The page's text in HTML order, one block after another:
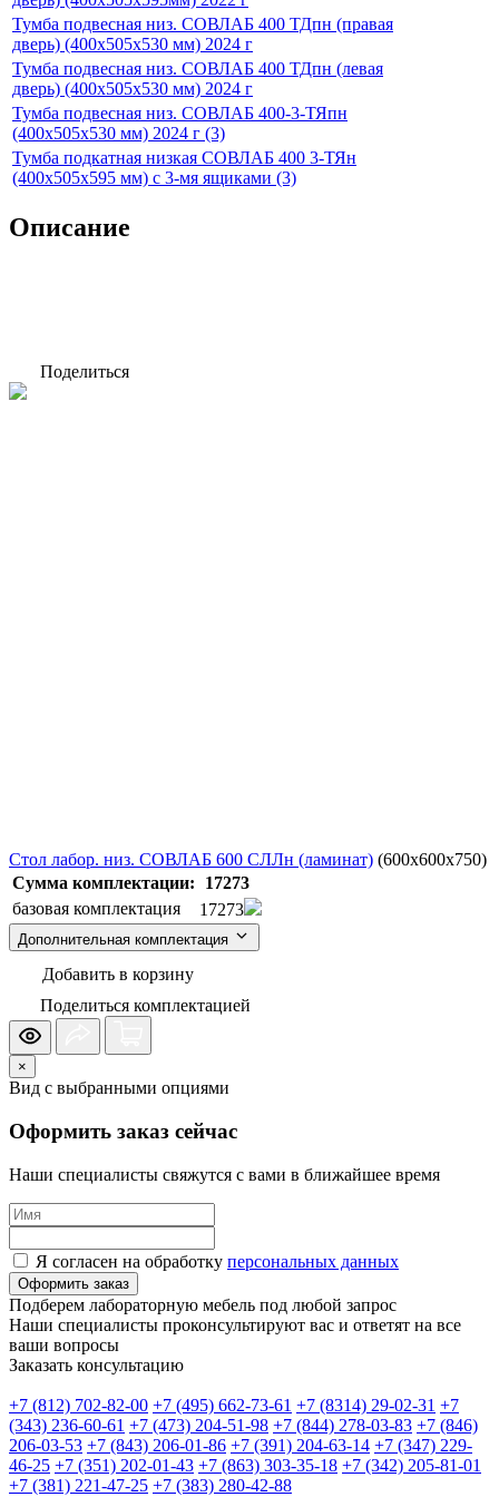
Тумба подвесная низ. СОВЛАБ 400 ТДпн (правая
дверь) (400х505х530 мм) 2024 г
Тумба подвесная низ. СОВЛАБ 400 ТДпн (левая
дверь) (400х505х530 мм) 2024 г
Тумба подвесная низ. СОВЛАБ 400-3-ТЯпн
(400х505х530 мм) 2024 г (3)
Тумба подкатная низкая СОВЛАБ 400 3-ТЯн
(400х505х595 мм) с 3-мя ящиками (3)
Описание
Поделиться
Стол лабор. низ. СОВЛАБ 600 СЛЛн (ламинат) (600x600x750)
Сумма комплектации:
17273
базовая комплектация
17273
Дополнительная комплектация
Добавить в корзину
Поделиться комплектацией
×
Вид с выбранными опциями
Оформить заказ сейчас
Наши специалисты свяжутся с вами в ближайшее время
Я согласен на обработку персональных данных
Оформить заказ
Подберем лабораторную мебель под любой запрос
Наши специалисты проконсультируют вас и ответят на все
ваши вопросы
Заказать консультацию
+7 (812) 702-82-00 +7 (495) 662-73-61 +7 (8314) 29-02-31 +7
(343) 236-60-61 +7 (473) 204-51-98 +7 (844) 278-03-83 +7 (846)
206-03-53 +7 (843) 206-01-86 +7 (391) 204-63-14 +7 (347) 229-
46-25 +7 (351) 202-01-43 +7 (863) 303-35-18 +7 (342) 205-81-01
+7 (381) 221-47-25 +7 (383) 280-42-88